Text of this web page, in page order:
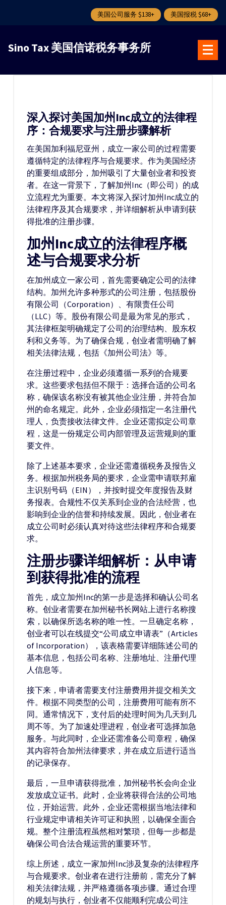
美国公司服务 $138+ 美国报税 $68+
Sino Tax 美国信诺税务事务所
深入探讨美国加州Inc成立的法律程
序：合规要求与注册步骤解析
在美国加利福尼亚州，成立一家公司的过程需要
遵循特定的法律程序与合规要求。作为美国经济
的重要组成部分，加州吸引了大量创业者和投资
者。在这一背景下，了解加州Inc（即公司）的成
立流程尤为重要。本文将深入探讨加州Inc成立的
法律程序及其合规要求，并详细解析从申请到获
得批准的注册步骤。
加州Inc成立的法律程序概
述与合规要求分析
在加州成立一家公司，首先需要确定公司的法律
结构。加州允许多种形式的公司注册，包括股份
有限公司（Corporation）、有限责任公司
（LLC）等。股份有限公司是最为常见的形式，
其法律框架明确规定了公司的治理结构、股东权
利和义务等。为了确保合规，创业者需明确了解
相关法律法规，包括《加州公司法》等。
在注册过程中，企业必须遵循一系列的合规要
求。这些要求包括但不限于：选择合适的公司名
称，确保该名称没有被其他企业注册，并符合加
州的命名规定。此外，企业必须指定一名注册代
理人，负责接收法律文件。企业还需拟定公司章
程，这是一份规定公司内部管理及运营规则的重
要文件。
除了上述基本要求，企业还需遵循税务及报告义
务。根据加州税务局的要求，企业需申请联邦雇
主识别号码（EIN），并按时提交年度报告及财
务报表。合规性不仅关系到企业的合法经营，也
影响到企业的信誉和持续发展。因此，创业者在
成立公司时必须认真对待这些法律程序和合规要
求。
注册步骤详细解析：从申请
到获得批准的流程
首先，成立加州Inc的第一步是选择和确认公司名
称。创业者需要在加州秘书长网站上进行名称搜
索，以确保所选名称的唯一性。一旦确定名称，
创业者可以在线提交“公司成立申请表”（Articles
of Incorporation），该表格需要详细陈述公司的
基本信息，包括公司名称、注册地址、注册代理
人信息等。
接下来，申请者需要支付注册费用并提交相关文
件。根据不同类型的公司，注册费用可能有所不
同。通常情况下，支付后的处理时间为几天到几
周不等。为了加速处理进程，创业者可选择加急
服务。与此同时，企业还需准备公司章程，确保
其内容符合加州法律要求，并在成立后进行适当
的记录保存。
最后，一旦申请获得批准，加州秘书长会向企业
发放成立证书。此时，企业将获得合法的公司地
位，开始运营。此外，企业还需根据当地法律和
行业规定申请相关许可证和执照，以确保全面合
规。整个注册流程虽然相对繁琐，但每一步都是
确保公司合法合规运营的重要环节。
综上所述，成立一家加州Inc涉及复杂的法律程序
与合规要求。创业者在进行注册前，需充分了解
相关法律法规，并严格遵循各项步骤。通过合理
的规划与执行，创业者不仅能顺利完成公司注